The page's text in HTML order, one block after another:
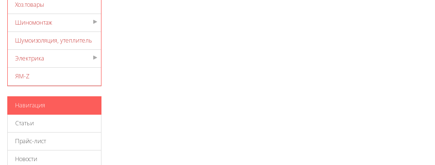
Хоз.товары
Шиномонтаж
Шумоизоляция, утеплитель
Электрика
ЯМ-Z
Навигация
Статьи
Прайс-лист
Новости